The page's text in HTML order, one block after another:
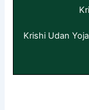
Krishi Udan